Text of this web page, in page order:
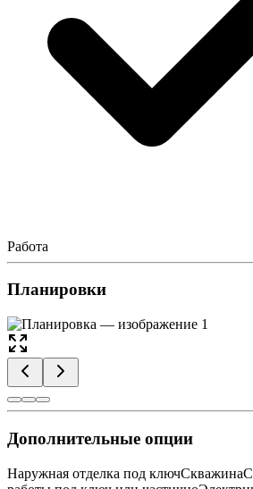
Работа
Планировки
Дополнительные опции
Наружная отделка под ключСкважина